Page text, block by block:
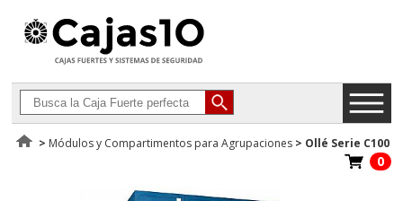
> Módulos y Compartimentos para Agrupaciones > Ollé Serie C100
0